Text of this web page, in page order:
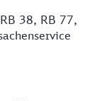
38, RB 77,